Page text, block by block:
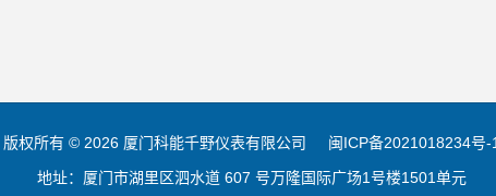
版权所有 © 2026 厦门科能千野仪表有限公司
闽ICP备2021018234号-
地址：厦门市湖里区泗水道 607 号万隆国际广场1号楼1501单元